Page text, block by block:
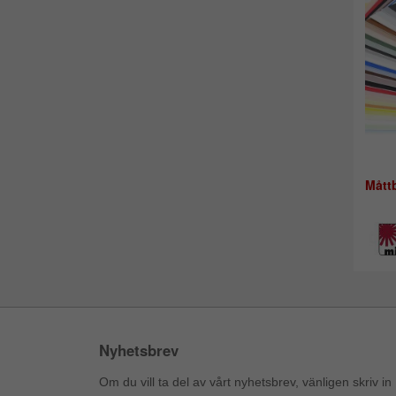
Nyhetsbrev
Om du vill ta del av vårt nyhetsbrev, vänligen skriv in